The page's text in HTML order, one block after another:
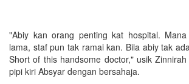
"Abiy kan orang penting kat hospital.
lama, staf pun tak ramai kan. Bila abiy tak
Short of this handsome doctor," usik
pipi kiri Absyar dengan bersahaja.